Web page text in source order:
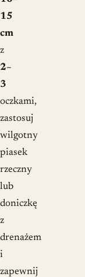
15
cm
z
2–
3
oczkami,
zastosuj
wilgotny
piasek
rzeczny
lub
doniczkę
z
drenażem
i
zapewnij